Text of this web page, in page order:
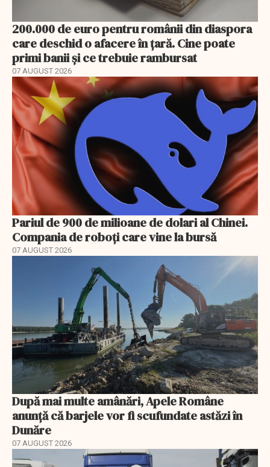
200.000 de euro pentru românii din diaspora
care deschid o afacere în țară. Cine poate
primi banii și ce trebuie rambursat
07 AUGUST 2026
Pariul de 900 de milioane de dolari al Chinei.
Compania de roboți care vine la bursă
07 AUGUST 2026
După mai multe amânări, Apele Române
anunță că barjele vor fi scufundate astăzi în
Dunăre
07 AUGUST 2026